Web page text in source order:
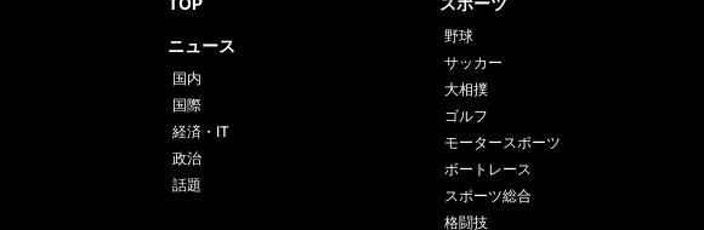
ニュース
国内
国際
経済・IT
政治
話題
野球
サッカー
大相撲
ゴルフ
モータースポーツ
ボートレース
スポーツ総合
格闘技